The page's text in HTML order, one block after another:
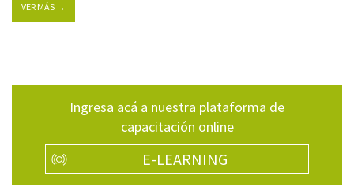
VER MÁS →
Ingresa acá a nuestra plataforma de
capacitación online
E-LEARNING